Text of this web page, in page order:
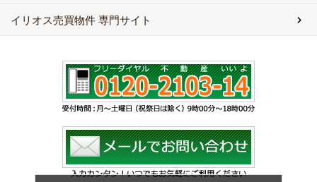
イリオス売買物件 専門サイト